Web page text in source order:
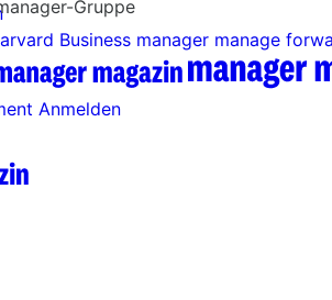
Business manager manage
Anmelden
Gruppe